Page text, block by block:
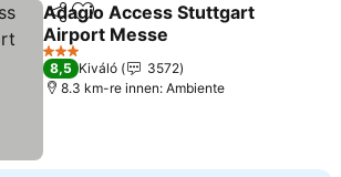
Megosztás
Hozzáadás a kedvencekhez
Adagio Access Stuttgart
Airport Messe
3 Kategória
8,5 Kiváló
3572
8.3 km-re innen: Ambiente